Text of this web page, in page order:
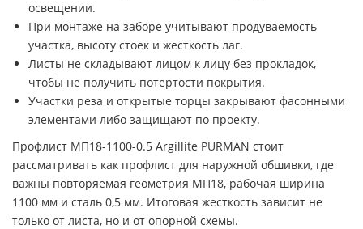
освещении.
При монтаже на заборе учитывают продуваемость
участка, высоту стоек и жесткость лаг.
Листы не складывают лицом к лицу без прокладок,
чтобы не получить потертости покрытия.
Участки реза и открытые торцы закрывают фасонными
элементами либо защищают по проекту.
Профлист МП18-1100-0.5 Argillite PURMAN стоит
рассматривать как профлист для наружной обшивки, где
важны повторяемая геометрия МП18, рабочая ширина
1100 мм и сталь 0,5 мм. Итоговая жесткость зависит не
только от листа, но и от опорной схемы.